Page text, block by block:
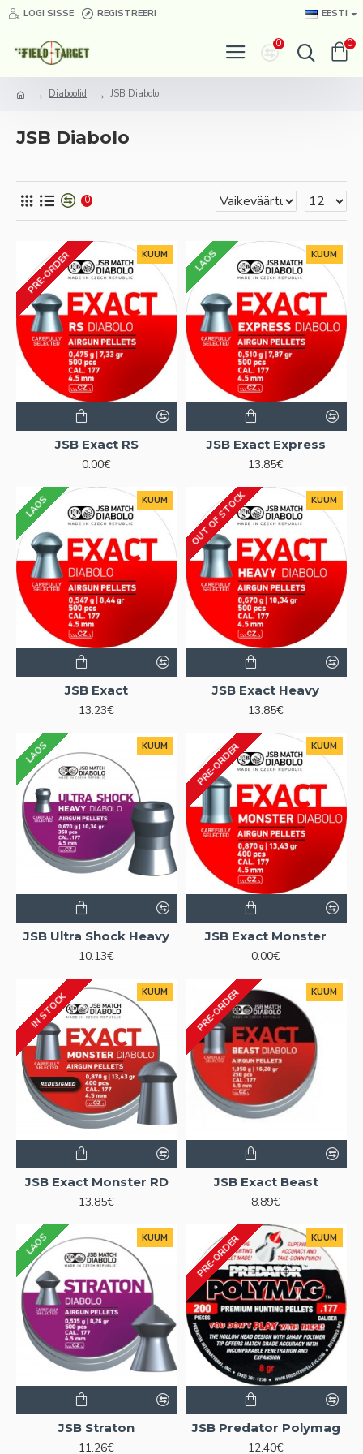
LOGI SISSE REGISTREERI EESTI
0 0
Diaboolid JSB Diabolo
JSB Diabolo
0
KUUM
PRE-ORDER
JSB Exact RS
0.00€
KUUM
LAOS
JSB Exact Express
13.85€
KUUM
LAOS
JSB Exact
13.23€
KUUM
OUT OF STOCK
JSB Exact Heavy
13.85€
KUUM
LAOS
JSB Ultra Shock Heavy
10.13€
KUUM
PRE-ORDER
JSB Exact Monster
0.00€
KUUM
IN STOCK
JSB Exact Monster RD
13.85€
KUUM
PRE-ORDER
JSB Exact Beast
8.89€
KUUM
LAOS
JSB Straton
11.26€
KUUM
PRE-ORDER
JSB Predator Polymag
12.40€